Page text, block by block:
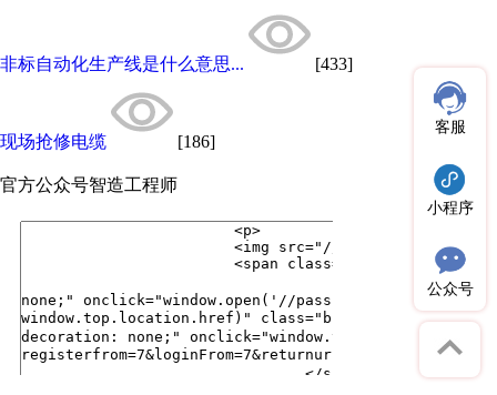
非标自动化生产线是什么意思... [433]
现场抢修电缆 [186]
官方公众号智造工程师
客服
小程序
公众号